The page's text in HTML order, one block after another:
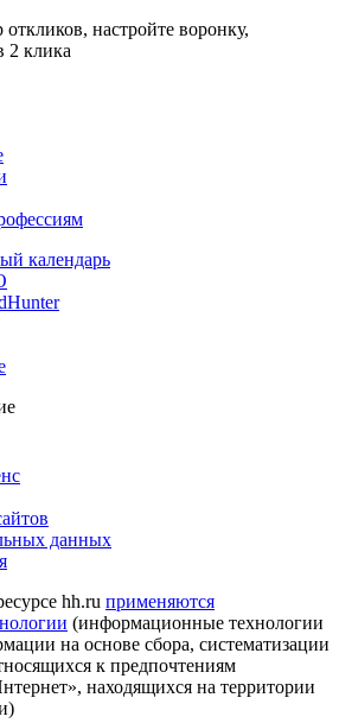
настройте воронку,
2 клика
календарь
данных
hh.ru применяются
(информационные технологии
на основе сбора, систематизации
к предпочтениям
находящихся на территории